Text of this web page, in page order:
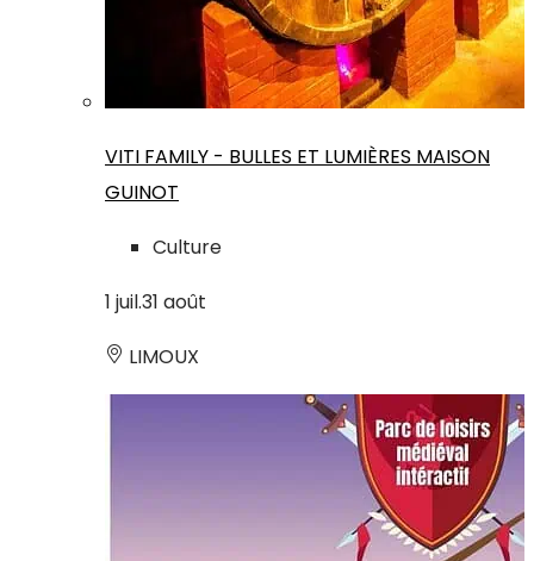
VITI FAMILY - BULLES ET LUMIÈRES MAISON
GUINOT
Culture
1 juil.31 août
LIMOUX